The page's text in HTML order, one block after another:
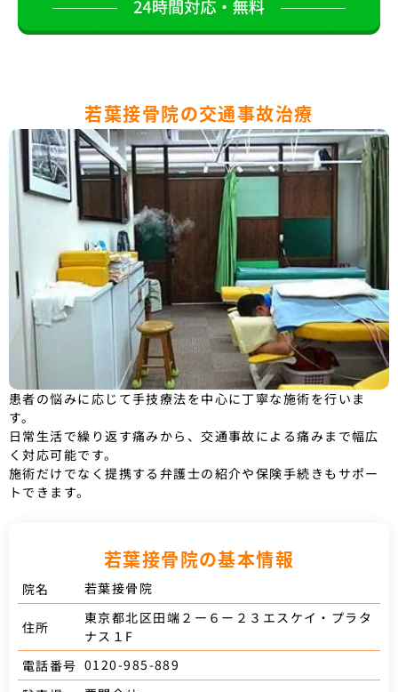
若葉接骨院の交通事故治療
患者の悩みに応じて手技療法を中心に丁寧な施術を行いま
す。
日常生活で繰り返す痛みから、交通事故による痛みまで幅広
く対応可能です。
施術だけでなく提携する弁護士の紹介や保険手続きもサポー
トできます。
若葉接骨院の基本情報
院名 若葉接骨院
住所
東京都北区田端２ー６ー２３エスケイ・プラタ
ナス１F
電話番号 0120-985-889